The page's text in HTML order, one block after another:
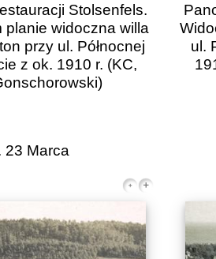
Stolsenfels.
planie widoczna willa
przy ul. Północnej
z ok. 1910 r. (KC,
ul.
23 Marca